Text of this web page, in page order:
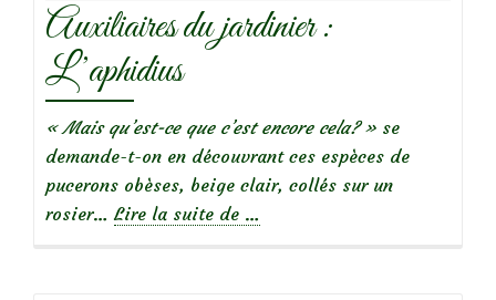
Auxiliaires du jardinier :
L’aphidius
« Mais qu’est-ce que c’est encore cela? » se
demande-t-on en découvrant ces espèces de
pucerons obèses, beige clair, collés sur un
rosier… Lire la suite de …